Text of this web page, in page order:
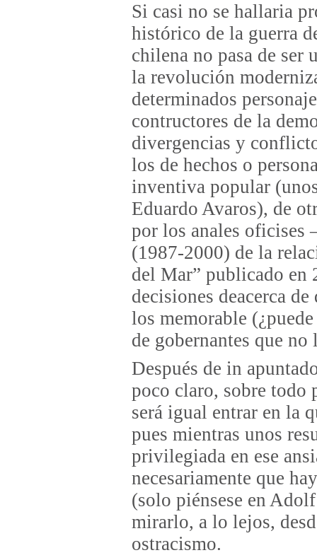
Si casi no se hallaria
histórico de la guerra
chilena no pasa de ser
la revolución
determinados
contructores de la
divergencias y
los de hechos o
inventiva popular
Eduardo Avaros), de
por los anales oficises
(1987-2000) de la
del Mar” publicado
decisiones deacerca
los memorable
de gobernantes que
Después de in
poco claro, sobre todo
será igual entrar en la
pues mientras unos
privilegiada en ese
necesariamente que
(solo piénsese en
mirarlo, a lo lejos,
ostracismo.